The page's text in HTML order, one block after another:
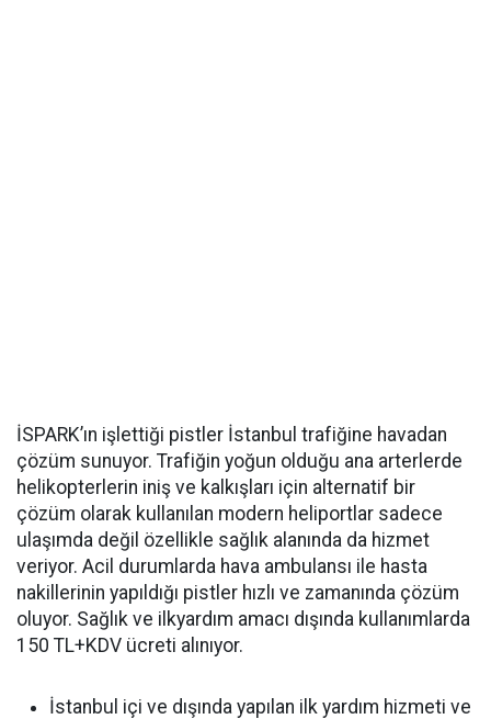
İSPARK’ın işlettiği pistler İstanbul trafiğine havadan
çözüm sunuyor. Trafiğin yoğun olduğu ana arterlerde
helikopterlerin iniş ve kalkışları için alternatif bir
çözüm olarak kullanılan modern heliportlar sadece
ulaşımda değil özellikle sağlık alanında da hizmet
veriyor. Acil durumlarda hava ambulansı ile hasta
nakillerinin yapıldığı pistler hızlı ve zamanında çözüm
oluyor. Sağlık ve ilkyardım amacı dışında kullanımlarda
150 TL+KDV ücreti alınıyor.
İstanbul içi ve dışında yapılan ilk yardım hizmeti ve